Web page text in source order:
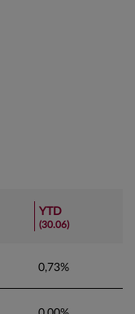
YTD
(30.06)
0,73%